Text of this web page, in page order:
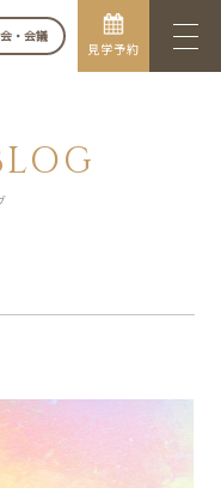
・会議
見学予約